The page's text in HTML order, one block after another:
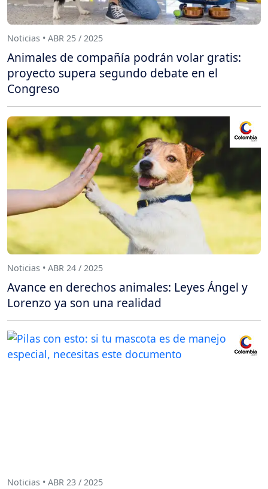
Noticias • ABR 25 / 2025
Animales de compañía podrán volar gratis:
proyecto supera segundo debate en el
Congreso
Noticias • ABR 24 / 2025
Avance en derechos animales: Leyes Ángel y
Lorenzo ya son una realidad
Noticias • ABR 23 / 2025